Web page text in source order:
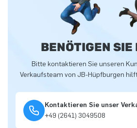
BENÖTIGEN SIE
Bitte kontaktieren Sie unseren
Verkaufsteam von JB-Hüpfburgen
Kontaktieren Sie unser
+49 (2641) 3049508